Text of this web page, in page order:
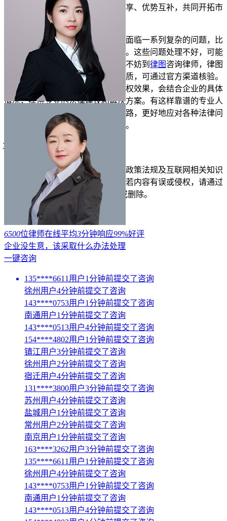
确双方的权利和义务，实现资源共享、优势互补，共同开拓市
企业没生意时，后续可能还会面临一系列复杂的问题，比
债务纠纷
、员工安置后续问题等。这些问题处理不好，可能
会进一步影响企业的发展。这时候不妨到 律图 咨询律师，律图
平台上的律师都具备专业的执业资质，可通过官方渠道核验。
他们不会做
承诺，也不夸大维权效果，会结合企业的具体
情况，提供专业的法律建议和解决方案。有这样靠谱的专业人
士帮忙，能让企业在困境中少走弯路，更好地应对各种法律问
题，为企业的生存和发展保驾护航。
立即免费测试仅需1分钟
免责声明：以上内容由律图网结合政策法规及互联网相关知识
整合，不代表平台的观点和立场。若内容有误或侵权，请通过
右侧【投诉/举报】联系我们更正或删除。
6500位律师在线平均3分钟响应99%好评
企业没生意，该采取什么办法处理
一键咨询
135****6611用户1分钟前提交了咨询
徐州用户4分钟前提交了咨询
143****0753用户1分钟前提交了咨询
南通用户1分钟前提交了咨询
143****0513用户4分钟前提交了咨询
154****4802用户1分钟前提交了咨询
镇江用户3分钟前提交了咨询
徐州用户2分钟前提交了咨询
宿迁用户4分钟前提交了咨询
131****3800用户3分钟前提交了咨询
苏州用户4分钟前提交了咨询
盐城用户1分钟前提交了咨询
常州用户2分钟前提交了咨询
南京用户1分钟前提交了咨询
163****3262用户3分钟前提交了咨询
135****6611用户1分钟前提交了咨询
徐州用户4分钟前提交了咨询
143****0753用户1分钟前提交了咨询
南通用户1分钟前提交了咨询
143****0513用户4分钟前提交了咨询